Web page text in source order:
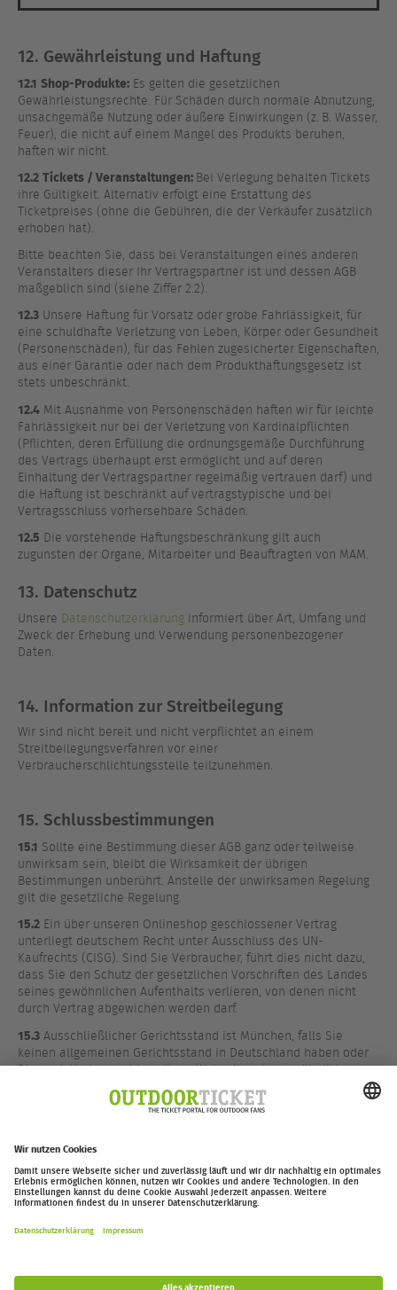
12. Gewährleistung und Haftung
12.1 Shop-Produkte: Es gelten die gesetzlichen
Gewährleistungsrechte. Für Schäden durch normale Abnutzung,
unsachgemäße Nutzung oder äußere Einwirkungen (z. B. Wasser,
Feuer), die nicht auf einem Mangel des Produkts beruhen,
haften wir nicht.
12.2Tickets / Veranstaltungen: Bei Verlegung behalten Tickets
ihre Gültigkeit. Alternativ erfolgt eine Erstattung des
Ticketpreises (ohne die Gebühren, die der Verkäufer zusätzlich
erhoben hat).
Bitte beachten Sie, dass bei Veranstaltungen eines anderen
Veranstalters dieser Ihr Vertragspartner ist und dessen AGB
maßgeblich sind (siehe Ziffer 2.2).
12.3 Unsere Haftung für Vorsatz oder grobe Fahrlässigkeit, für
eine schuldhafte Verletzung von Leben, Körper oder Gesundheit
(Personenschäden), für das Fehlen zugesicherter Eigenschaften,
aus einer Garantie oder nach dem Produkthaftungsgesetz ist
stets unbeschränkt.
12.4 Mit Ausnahme von Personenschäden haften wir für leichte
Fahrlässigkeit nur bei der Verletzung von Kardinalpflichten
(Pflichten, deren Erfüllung die ordnungsgemäße Durchführung
des Vertrags überhaupt erst ermöglicht und auf deren
Einhaltung der Vertragspartner regelmäßig vertrauen darf) und
die Haftung ist beschränkt auf vertragstypische und bei
Vertragsschluss vorhersehbare Schäden.
12.5 Die vorstehende Haftungsbeschränkung gilt auch
zugunsten der Organe, Mitarbeiter und Beauftragten von MAM.
13. Datenschutz
Unsere Datenschutzerklärung informiert über Art, Umfang und
Zweck der Erhebung und Verwendung personenbezogener
Daten.
14. Information zur Streitbeilegung
Wir sind nicht bereit und nicht verpflichtet an einem
Streitbeilegungsverfahren vor einer
Verbraucherschlichtungsstelle teilzunehmen.
15. Schlussbestimmungen
15.1 Sollte eine Bestimmung dieser AGB ganz oder teilweise
unwirksam sein, bleibt die Wirksamkeit der übrigen
Bestimmungen unberührt. Anstelle der unwirksamen Regelung
gilt die gesetzliche Regelung.
15.2 Ein über unseren Onlineshop geschlossener Vertrag
unterliegt deutschem Recht unter Ausschluss des UN-
Kaufrechts (CISG). Sind Sie Verbraucher, führt dies nicht dazu,
dass Sie den Schutz der gesetzlichen Vorschriften des Landes
seines gewöhnlichen Aufenthalts verlieren, von denen nicht
durch Vertrag abgewichen werden darf.
15.3 Ausschließlicher Gerichtsstand ist München, falls Sie
keinen allgemeinen Gerichtsstand in Deutschland haben oder
Sie nach Vertragsschluss Ihren Wohnsitz oder gewöhnlichen
Aufenthalt ins Ausland verlagert haben oder Ihr Wohnsitz oder
gewöhnlicher Aufenthalt bei Klageerhebung unbekannt ist. Wir
outdoor-ticket.net– Ein Projekt von